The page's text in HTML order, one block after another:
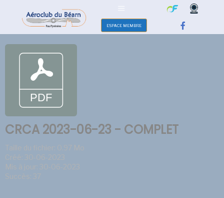
ESPACE MEMBRE
CRCA 2023-06-23 - COMPLET
Taille du fichier: 0.97 Mo
Créé: 30-06-2023
Mis à jour: 30-06-2023
Succès: 37